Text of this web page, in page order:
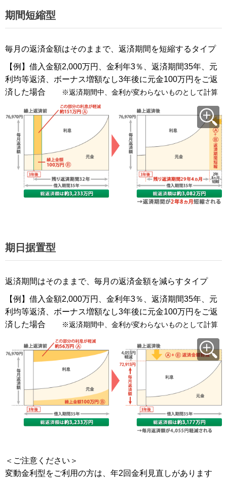
期間短縮型
毎月の返済金額はそのままで、返済期間を短縮するタイプ
【例】借入金額2,000万円、金利年3％、返済期間35年、元
利均等返済、ボーナス増額なし3年後に元金100万円をご返
済した場合
※返済期間中、金利が変わらないものとして計算
期日据置型
返済期間はそのままで、毎月の返済金額を減らすタイプ
【例】借入金額2,000万円、金利年3％、返済期間35年、元
利均等返済、ボーナス増額なし3年後に元金100万円をご返
済した場合
※返済期間中、金利が変わらないものとして計算
＜ご注意ください＞
変動金利型をご利用の方は、年2回金利見直しがあります